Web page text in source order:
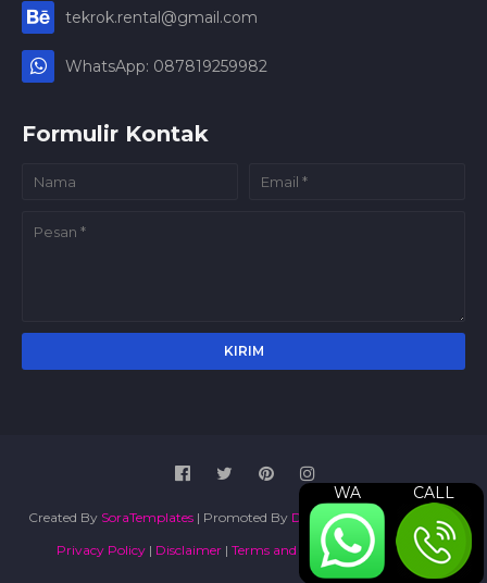
WA CALL
tekrok.rental@gmail.com
WhatsApp: 087819259982
Formulir Kontak
Created By SoraTemplates| Promoted By Digital Marketing Agency
|
Privacy Policy | Disclaimer | Terms and Conditions| Sitemap